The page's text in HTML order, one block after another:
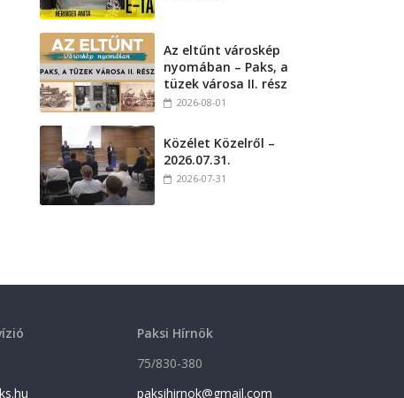
Az eltűnt városkép
nyomában – Paks, a
tüzek városa II. rész
2026-08-01
Közélet Közelről –
2026.07.31.
2026-07-31
Paksi Hírnök
75/830-380
paksihirnok@gmail.com